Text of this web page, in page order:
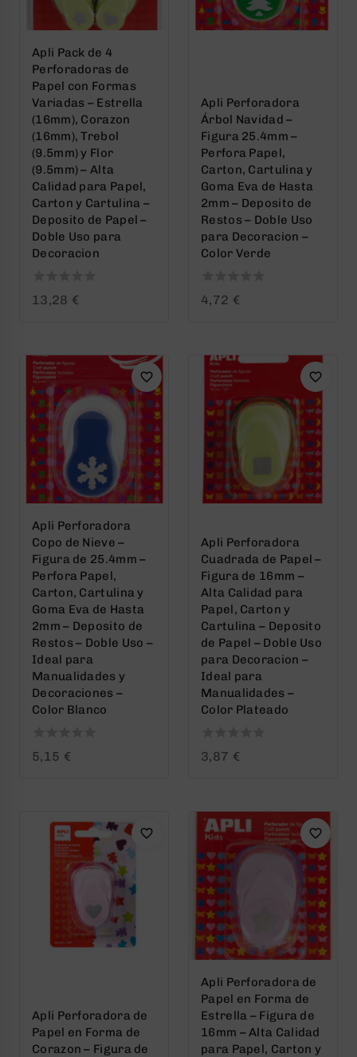
Apli Pack de 4
Perforadoras de
Papel con Formas
Variadas – Estrella
(16mm), Corazon
(16mm), Trebol
(9.5mm) y Flor
(9.5mm) – Alta
Calidad para Papel,
Carton y Cartulina –
Deposito de Papel –
Doble Uso para
Decoracion
013,28 €
Apli Perforadora
Árbol Navidad –
Figura 25.4mm –
Perfora Papel,
Carton, Cartulina y
Goma Eva de Hasta
2mm – Deposito de
Restos – Doble Uso
para Decoracion –
Color Verde
0
4,72 €
Apli Perforadora
Copo de Nieve –
Figura de 25.4mm –
Perfora Papel,
Carton, Cartulina y
Goma Eva de Hasta
2mm – Deposito de
Restos – Doble Uso –
Ideal para
Manualidades y
Decoraciones –
Color Blanco
0
5,15 €
Apli Perforadora
Cuadrada de Papel –
Figura de 16mm –
Alta Calidad para
Papel, Carton y
Cartulina – Deposito
de Papel – Doble Uso
para Decoracion –
Ideal para
Manualidades –
Color Plateado
0
3,87 €
Apli Perforadora de
Papel en Forma de
Corazon – Figura de
Apli Perforadora de
Papel en Forma de
Estrella – Figura de
16mm – Alta Calidad
para Papel, Carton y